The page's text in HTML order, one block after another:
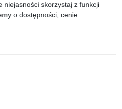
niejasności skorzystaj z funkcji
o dostępności, cenie